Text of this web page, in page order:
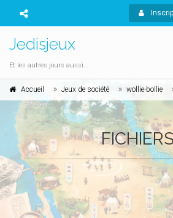
Jedisjeux
Et les autres jours aussi...
Accueil Jeux de société wollie-bollie
FICHIERS